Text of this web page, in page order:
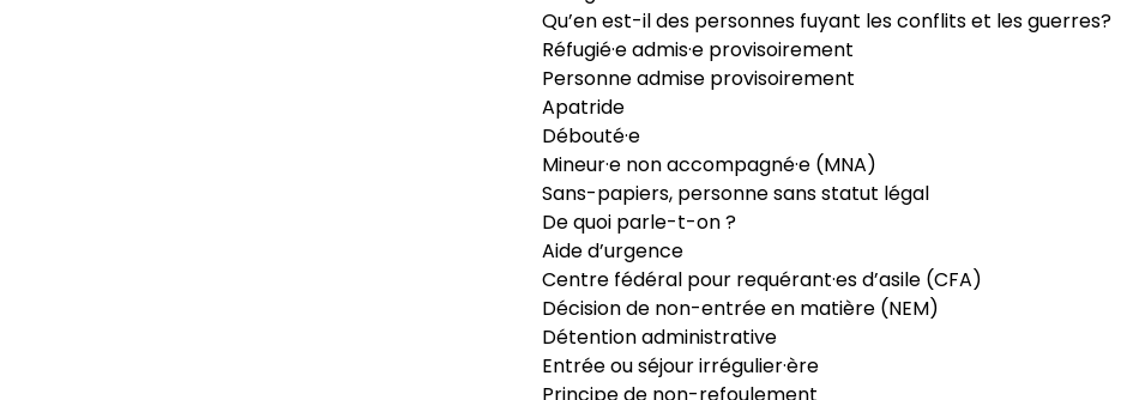
Qu’en est-il des personnes fuyant les conflits et les guerres?
Réfugié·e admis·e provisoirement
Personne admise provisoirement
Apatride
Débouté·e
Mineur·e non accompagné·e (MNA)
Sans-papiers, personne sans statut légal
De quoi parle-t-on ?
Aide d’urgence
Centre fédéral pour requérant·es d’asile (CFA)
Décision de non-entrée en matière (NEM)
Détention administrative
Entrée ou séjour irrégulier·ère